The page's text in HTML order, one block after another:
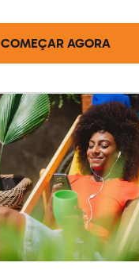
COMEÇAR AGORA